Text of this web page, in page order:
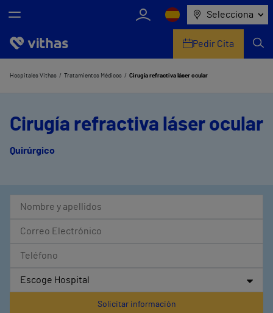
Selecciona
Nosotros
Servicios de salud
Pedir Cita
Hospitales Vithas Tratamientos Médicos Cirugía refractiva láser ocular
Cirugía refractiva láser ocular
Quirúrgico